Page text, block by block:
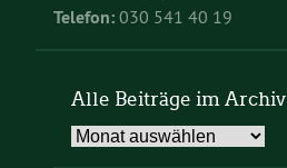
Telefon: 030 541 40 19
Alle Beiträge im Archiv
Alle